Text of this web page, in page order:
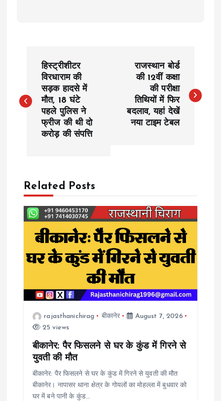
s
a
v
g
t
हिस्ट्रीशीटर
विरधाराम की
सड़क हादसे में
मौत, 18 घंटे
पहले पुलिस ने
फ्रीज की थी दो
करोड़ की संपत्ति
राजस्थान बोर्ड
की 12वीं कक्षा
की परीक्षा
तिथियों में फिर
बदलाव, यहां देखें
नया टाइम टेबल
Related Posts
rajasthanichirag बीकानेर
August 7, 2026
25 views
बीकानेर: पैर फिसलने से घर के कुंड में गिरने से
युवती की मौत
बीकानेर: पैर फिसलने से घर के कुंड में गिरने से युवती की मौत
बीकानेर। नापासर थाना क्षेत्र के गोयलों का मोहल्ला में बुधवार को
घर में बने पानी के कुंड…